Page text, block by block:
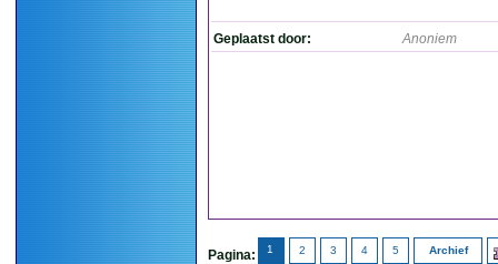
Geplaatst door: Anoniem
Pagina: 1 2 3 4 5 Archief